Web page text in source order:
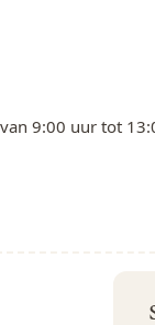
9:00 uur tot